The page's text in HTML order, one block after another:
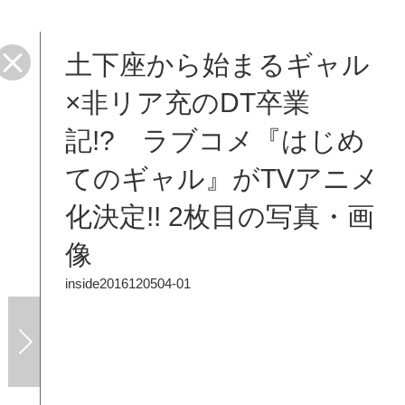
土下座から始まるギャル
×非リア充のDT卒業
記!? ラブコメ『はじめ
てのギャル』がTVアニメ
化決定!! 2枚目の写真・画
像
inside2016120504-01